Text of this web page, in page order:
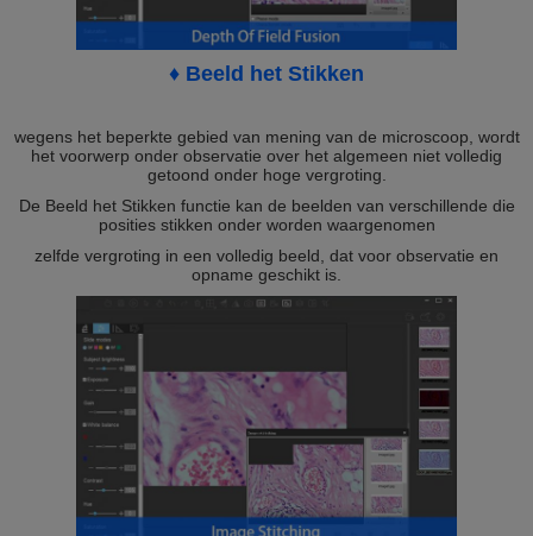
♦ Beeld het Stikken
wegens het beperkte gebied van mening van de microscoop, wordt
het voorwerp onder observatie over het algemeen niet volledig
getoond onder hoge vergroting.
De Beeld het Stikken functie kan de beelden van verschillende die
posities stikken onder worden waargenomen
zelfde vergroting in een volledig beeld, dat voor observatie en
opname geschikt is.